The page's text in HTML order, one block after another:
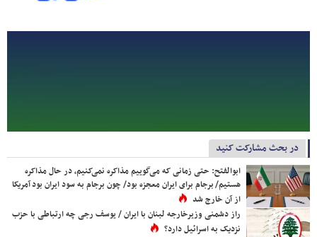
در بحث مشارکت کنید
ابوالفتح: حتی زمانی که می‌گوییم مذاکره نمی‌کنیم، در حال مذاکره
هستیم/ برجام برای ایران معجزه بود/ چون برجام به سود ایران بود آمریکا
از آن خارج شد
راز دشمنی وزیرخارجه لبنان با ایران / یوسف رجی چه ارتباطی با حزب
نزدیک به اسرائیل دارد؟